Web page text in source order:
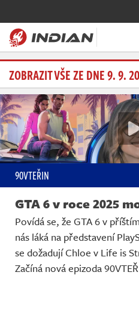
Magazín
Recenze
Videa
Soutěže
Databáze
Komunita
Redakce
Živě
ZOBRAZIT VŠE ZE DNE 9. 9.
90VTEŘIN
GTA 6 v roce 2025
Povídá se, že GTA 6 v
nás láká na představení
se dožadují Chloe v Life is
Začíná nová epizoda